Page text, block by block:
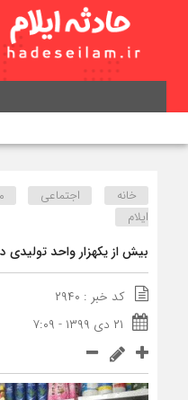
خانه اجتماعی
ایلام
بیش از یکهزار واحد تولیدی
کد خبر : ۲۹۴۰
۲۱ دی ۱۳۹۹ - ۷:۰۹